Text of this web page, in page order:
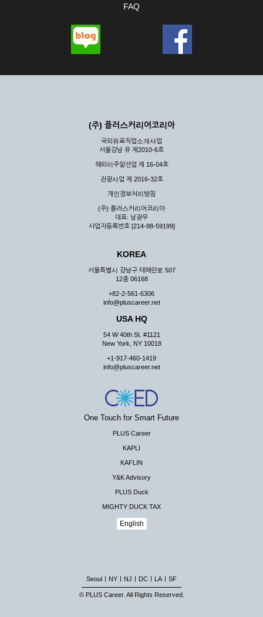
FAQ
(주) 플러스커리어코리아
국외유료직업소개사업
서울강남 유 제2010-6호
해외이주알선업 제 16-04호
관광사업 제 2016-32호
개인정보처리방침
(주) 플러스커리어코리아
대표: 남광우
사업자등록번호 [214-88-59199]
KOREA
서울특별시 강남구 테헤란로 507
12층 06168
+82-2-561-6306
info@pluscareer.net
USA HQ
54 W 40th St. #1121
New York, NY 10018
+1-917-460-1419
info@pluscareer.net
One Touch for Smart Future
PLUS Career
KAPLI
KAFLIN
Y&K Advisory
PLUS Duck
MIGHTY DUCK TAX
English
Seoul NY NJ DC LA SF
© PLUS Career. All Rights Reserved.